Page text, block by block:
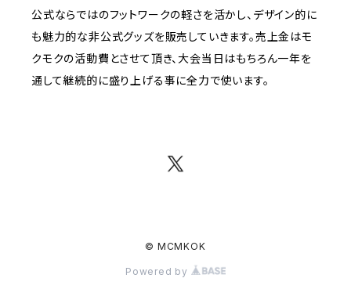
公式ならではのフットワークの軽さを活かし、デザイン的に
も魅力的な非公式グッズを販売していきます。売上金はモ
クモクの活動費とさせて頂き、大会当日はもちろん一年を
通して継続的に盛り上げる事に全力で使います。
© MCMKOK
Powered by